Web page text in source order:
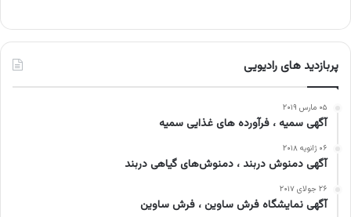
پربازدید های رادیویی
۰۵ مارس ۲۰۱۹
آگهی سمیه ، فرآورده های غذایی سمیه
۰۶ ژانویه ۲۰۱۸
آگهی دمنوش دربند ، دمنوش‌های گیاهی دربند
۲۶ جولای ۲۰۱۷
آگهی نمایشگاه فرش ساوین ، فرش ساوین